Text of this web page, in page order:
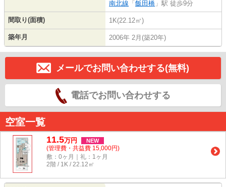
南北線 「 飯田橋 」駅 徒歩9分
間取り(面積) 1K(22.12㎡)
築年月 2006年 2月(築20年)
メールでお問い合わせする(無料)
電話でお問い合わせする
空室一覧
11.5万円 NEW
(管理費・共益費 15,000円)
敷：0ヶ月｜礼：1ヶ月
2階 / 1K / 22.12㎡